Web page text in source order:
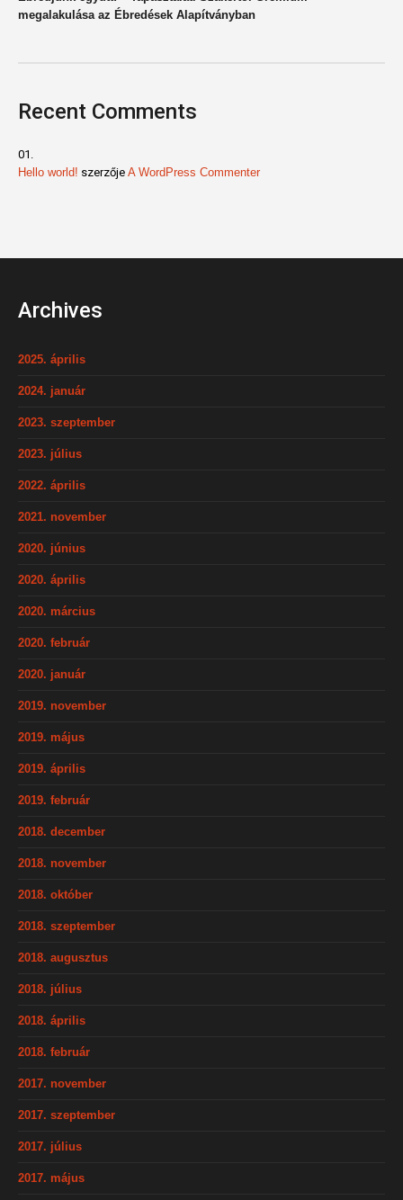
megalakulása az Ébredések Alapítványban
Recent Comments
Hello world! szerzője A WordPress Commenter
Archives
2025. április
2024. január
2023. szeptember
2023. július
2022. április
2021. november
2020. június
2020. április
2020. március
2020. február
2020. január
2019. november
2019. május
2019. április
2019. február
2018. december
2018. november
2018. október
2018. szeptember
2018. augusztus
2018. július
2018. április
2018. február
2017. november
2017. szeptember
2017. július
2017. május